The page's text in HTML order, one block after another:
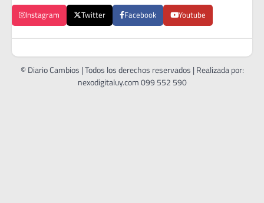
Instagram Twitter Facebook Youtube